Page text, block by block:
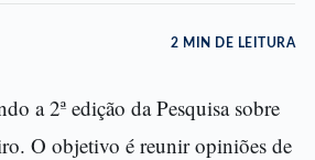
2 MIN DE LEITURA
a 2ª edição da Pesquisa sobre
O objetivo é reunir opiniões de